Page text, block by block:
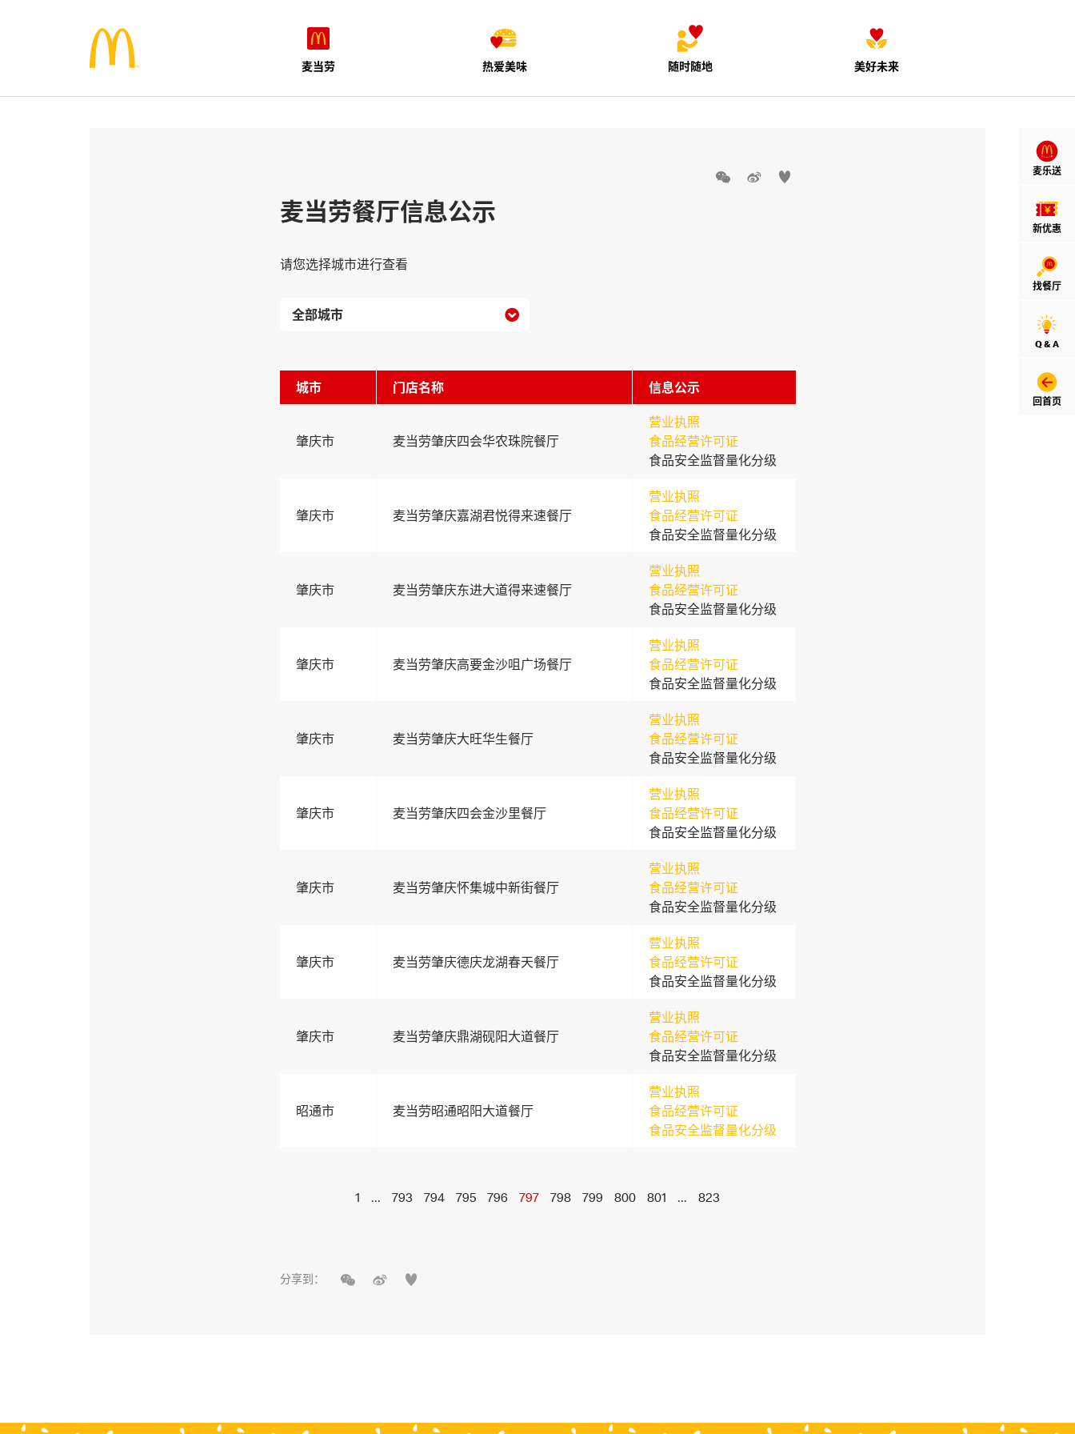
麦当劳 热爱美味 随时随地 美好未来
麦乐送
新优惠
找餐厅
Q & A
回首页
  
麦当劳餐厅信息公示
请您选择城市进行查看

城市 门店名称 信息公示
肇庆市 麦当劳肇庆四会华农珠院餐厅
营业执照
食品经营许可证
食品安全监督量化分级
肇庆市 麦当劳肇庆嘉湖君悦得来速餐厅
营业执照
食品经营许可证
食品安全监督量化分级
肇庆市 麦当劳肇庆东进大道得来速餐厅
营业执照
食品经营许可证
食品安全监督量化分级
肇庆市 麦当劳肇庆高要金沙咀广场餐厅
营业执照
食品经营许可证
食品安全监督量化分级
肇庆市 麦当劳肇庆大旺华生餐厅
营业执照
食品经营许可证
食品安全监督量化分级
肇庆市 麦当劳肇庆四会金沙里餐厅
营业执照
食品经营许可证
食品安全监督量化分级
肇庆市 麦当劳肇庆怀集城中新街餐厅
营业执照
食品经营许可证
食品安全监督量化分级
肇庆市 麦当劳肇庆德庆龙湖春天餐厅
营业执照
食品经营许可证
食品安全监督量化分级
肇庆市 麦当劳肇庆鼎湖砚阳大道餐厅
营业执照
食品经营许可证
食品安全监督量化分级
昭通市 麦当劳昭通昭阳大道餐厅
营业执照
食品经营许可证
食品安全监督量化分级
1 ... 793 794 795 796 797 798 799 800 801 ... 823
分享到：   